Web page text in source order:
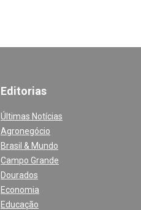
Editorias
Últimas Notícias
Agronegócio
Brasil & Mundo
Campo Grande
Dourados
Economia
Educação